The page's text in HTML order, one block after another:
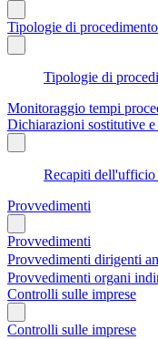
Tipologie di procedimento
Tipologie di
Monitoraggio tempi
Dichiarazioni sostitutive
Recapiti dell'ufficio
Provvedimenti
Provvedimenti
Provvedimenti dirigenti
Provvedimenti organi
Controlli sulle imprese
Controlli sulle imprese